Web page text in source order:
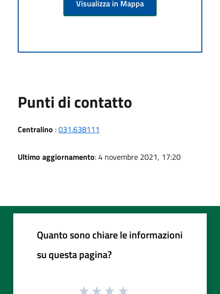
Visualizza in Mappa
Punti di contatto
Centralino :031.638111
Ultimo aggiornamento: 4 novembre 2021, 17:20
Quanto sono chiare le informazioni
su questa pagina?